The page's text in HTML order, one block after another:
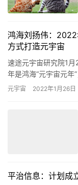
鸿海刘扬伟：2022
方式打造元宇宙
速途元宇宙研究院1
年是鸿海“元宇宙元年
宇宙所涵盖的穿戴式
元宇宙 2022年1月26日
平治信息：计划成